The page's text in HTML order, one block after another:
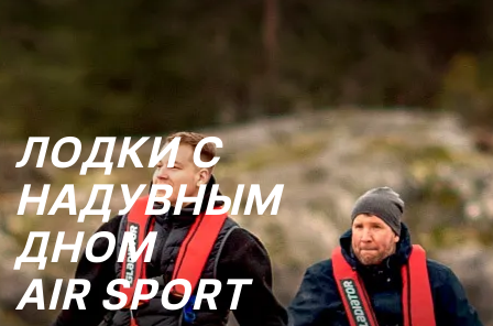
ЛОДКИ С
НАДУВНЫМ
ДНОМ
AIR SPORT